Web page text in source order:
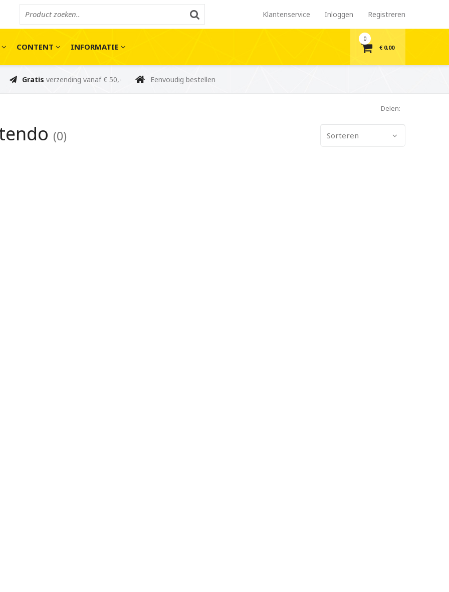
Klantenservice Inloggen Registreren
CONTENT INFORMATIE
0
€ 0,00
Gratis verzending vanaf € 50,- Eenvoudig bestellen
Delen:
Sorteren
(0)